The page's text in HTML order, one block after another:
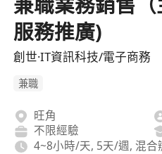
服務推廣)
創世·IT資訊科技/電子商務
兼職
旺角
不限經驗
4~8小時/天, 5天/週, 混合